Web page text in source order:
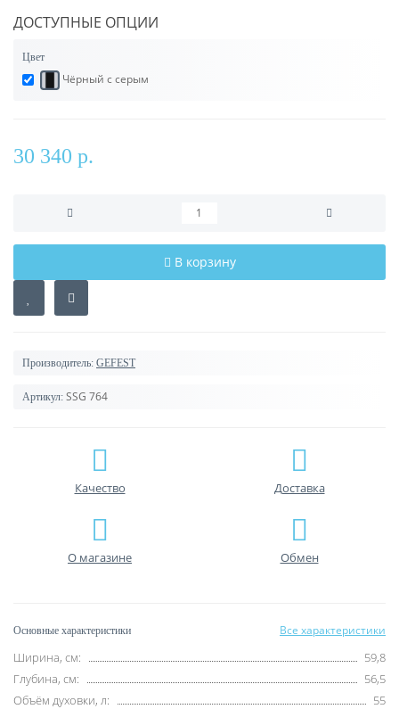
ДОСТУПНЫЕ ОПЦИИ
Цвет
Чёрный с серым
30 340 р.
В корзину
Производитель: GEFEST
Артикул: SSG 764
Качество Доставка
О магазине Обмен
Основные характеристики Все характеристики
Ширина, см:
59,8
Глубина, см:
56,5
Объём духовки, л:
55